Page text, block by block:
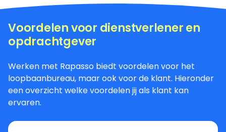
Voordelen voor dienstverlener en
opdrachtgever
Werken met Rapasso biedt voordelen voor het
loopbaanbureau, maar ook voor de klant. Hieronder
een overzicht welke voordelen jij als klant kan
ervaren.